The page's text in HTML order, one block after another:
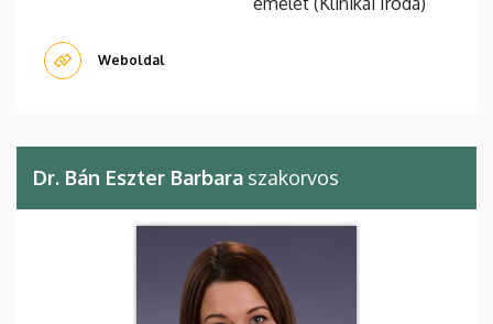
Weboldal
Dr. Bán Eszter Barbara szakorvos